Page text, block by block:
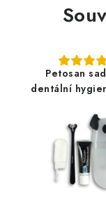
Petosan
dentální